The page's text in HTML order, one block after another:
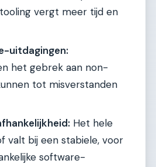
vergt meer tijd en
uitdagingen:
het gebrek aan non-
tot misverstanden
Het hele
valt bij een stabiele, voor
software-